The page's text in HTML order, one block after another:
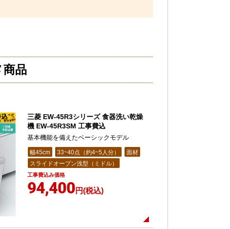
品
三菱 EW-45R3シリーズ 食器洗い乾燥
機 EW-45R3SM 工事費込
基本機能を備えたベーシックモデル
幅45cm 33~40点（約4~5人分）
面材
スライドオープン浅型（ミドル）
工事費込み価格
94,400円(税込)